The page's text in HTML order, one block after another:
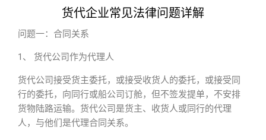
货代企业常见法律问题详解
问题一：合同关系
1、 货代公司作为代理人
货代公司接受货主委托，或接受收货人的委托，或接受同
行的委托，向同行或船公司订舱，但不签发提单，不安排
货物陆路运输。货代公司是货主、收货人或同行的代理
人，与他们是代理合同关系。